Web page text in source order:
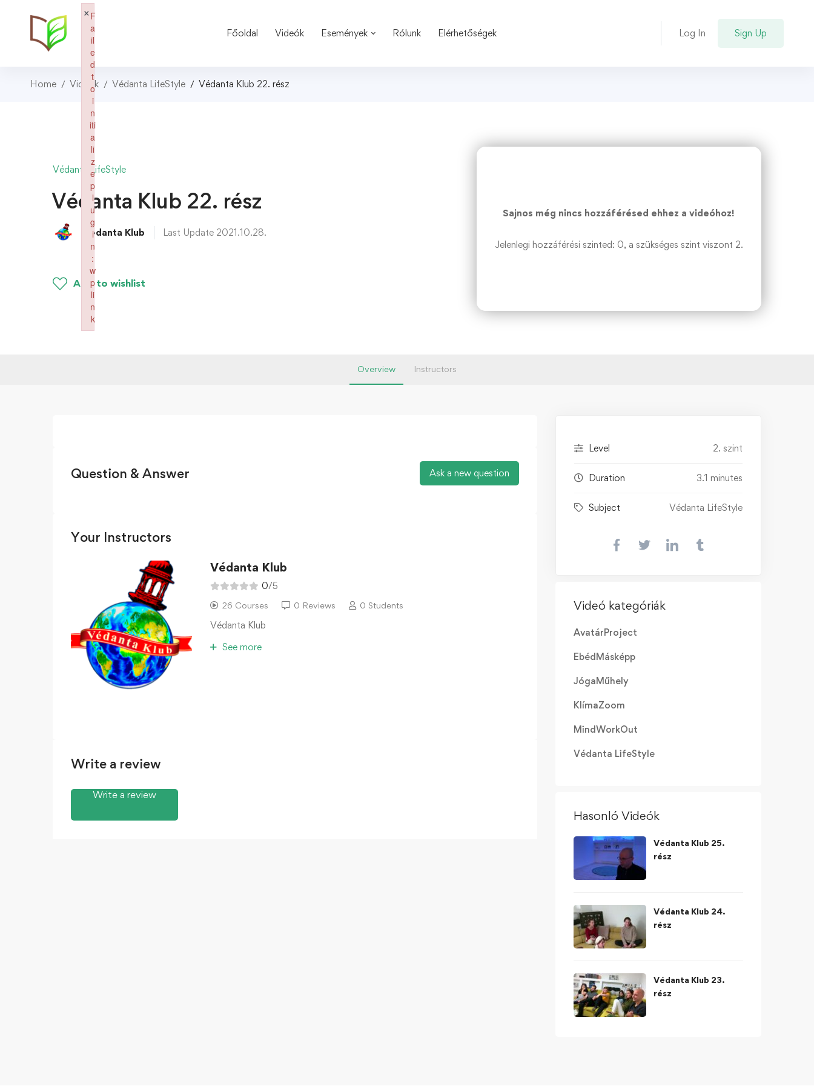
Főoldal Videók Események Rólunk Elérhetőségek Log In Sign Up
Home Videók Védanta LifeStyle Védanta Klub 22. rész
Sajnos még nincs hozzáférésed ehhez a videóhoz!
Jelenlegi hozzáférési szinted: 0, a szükséges szint viszont 2.
Védanta LifeStyle
Védanta Klub 22. rész
Védanta Klub Last Update 2021.10.28.
Add to wishlist
Overview Instructors
Question & Answer Ask a new question
Your Instructors
Védanta Klub
0/5
26 Courses 0 Reviews 0 Students
Védanta Klub
See more
Write a review
Write a review
Level 2. szint
Duration 3.1 minutes
Subject Védanta LifeStyle
Videó kategóriák
AvatárProject
EbédMásképp
JógaMűhely
KlímaZoom
MindWorkOut
Védanta LifeStyle
Hasonló Videók
Védanta Klub 25.
rész
Védanta Klub 24.
rész
Védanta Klub 23.
rész
F
a
il
e
d
t
o
i
n
iti
a
li
z
e
p
l
u
g
i
n
:
w
p
li
n
k
×
Failed to initialize plugin: wplink